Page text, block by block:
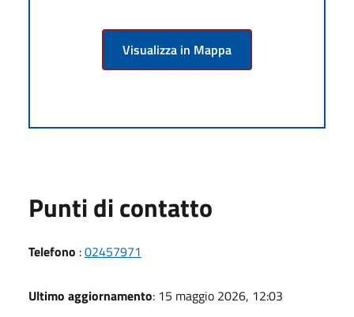
Visualizza in Mappa
Punti di contatto
Telefono :02457971
Ultimo aggiornamento: 15 maggio 2026, 12:03